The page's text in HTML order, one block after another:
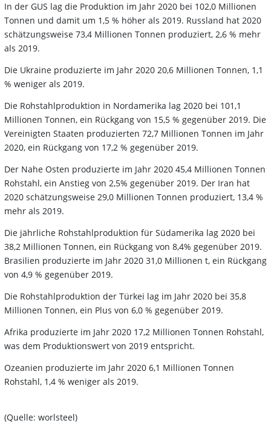
In der GUS lag die Produktion im Jahr 2020 bei 102,0 Millionen
Tonnen und damit um 1,5 % höher als 2019. Russland hat 2020
schätzungsweise 73,4 Millionen Tonnen produziert, 2,6 % mehr
als 2019.
Die Ukraine produzierte im Jahr 2020 20,6 Millionen Tonnen, 1,1
% weniger als 2019.
Die Rohstahlproduktion in Nordamerika lag 2020 bei 101,1
Millionen Tonnen, ein Rückgang von 15,5 % gegenüber 2019. Die
Vereinigten Staaten produzierten 72,7 Millionen Tonnen im Jahr
2020, ein Rückgang von 17,2 % gegenüber 2019.
Der Nahe Osten produzierte im Jahr 2020 45,4 Millionen Tonnen
Rohstahl, ein Anstieg von 2,5% gegenüber 2019. Der Iran hat
2020 schätzungsweise 29,0 Millionen Tonnen produziert, 13,4 %
mehr als 2019.
Die jährliche Rohstahlproduktion für Südamerika lag 2020 bei
38,2 Millionen Tonnen, ein Rückgang von 8,4% gegenüber 2019.
Brasilien produzierte im Jahr 2020 31,0 Millionen t, ein Rückgang
von 4,9 % gegenüber 2019.
Die Rohstahlproduktion der Türkei lag im Jahr 2020 bei 35,8
Millionen Tonnen, ein Plus von 6,0 % gegenüber 2019.
Afrika produzierte im Jahr 2020 17,2 Millionen Tonnen Rohstahl,
was dem Produktionswert von 2019 entspricht.
Ozeanien produzierte im Jahr 2020 6,1 Millionen Tonnen
Rohstahl, 1,4 % weniger als 2019.
(Quelle: worlsteel)